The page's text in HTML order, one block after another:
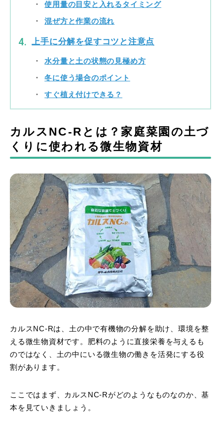
使用量の目安と入れるタイミング
混ぜ方と作業の流れ
上手に分解を促すコツと注意点
水分量と土の状態の見極め方
冬に使う場合のポイント
すぐ植え付けできる？
カルスNC-Rとは？家庭菜園の土づ
くりに使われる微生物資材
カルスNC-Rは、土の中で有機物の分解を助け、環境を整
える微生物資材です。肥料のように直接栄養を与えるも
のではなく、土の中にいる微生物の働きを活発にする役
割があります。
ここではまず、カルスNC-Rがどのようなものなのか、基
本を見ていきましょう。